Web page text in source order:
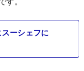
ーシェフに